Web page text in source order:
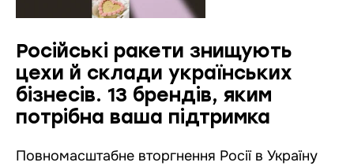
Російські ракети знищують
цехи й склади українських
бізнесів. 13 брендів, яким
потрібна ваша підтримка
Повномасштабне вторгнення Росії в Україну